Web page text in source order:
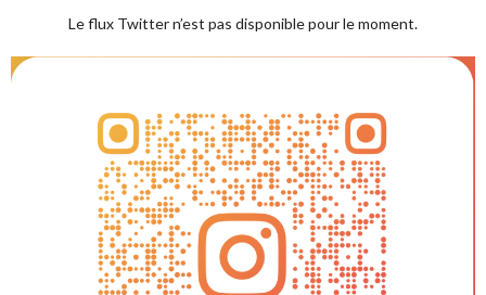
Le flux Twitter n’est pas disponible pour le moment.